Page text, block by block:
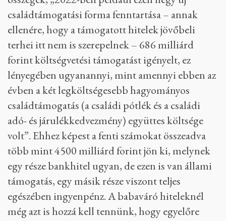
családtámogatási forma fenntartása – annak
ellenére, hogy a támogatott hitelek jövőbeli
terhei itt nem is szerepelnek – 686 milliárd
forint költségvetési támogatást igényelt, ez
lényegében ugyanannyi, mint amennyi ebben az
évben a két legköltségesebb hagyományos
családtámogatás (a családi pótlék és a családi
adó- és járulékkedvezmény) együttes költsége
volt”. Ehhez képest a fenti számokat összeadva
több mint 4500 milliárd forint jön ki, melynek
egy része bankhitel ugyan, de ezen is van állami
támogatás, egy másik része viszont teljes
egészében ingyenpénz. A babaváró hiteleknél
még azt is hozzá kell tennünk, hogy egyelőre